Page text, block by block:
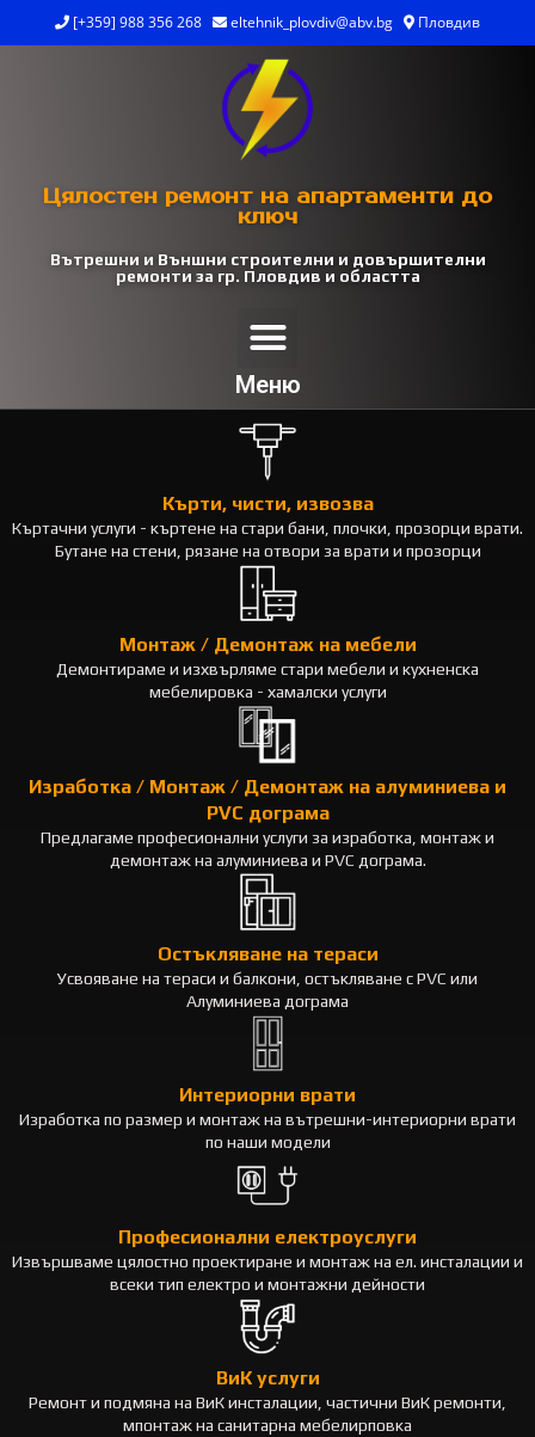
[+359] 988 356 268 eltehnik_plovdiv@abv.bg Пловдив
Цялостен ремонт на апартаменти до
ключ
Вътрешни и Външни строителни и довършителни
ремонти за гр. Пловдив и областта
Меню
Кърти, чисти, извозва
Къртачни услуги - къртене на стари бани, плочки, прозорци врати.
Бутане на стени, рязане на отвори за врати и прозорци
Монтаж / Демонтаж на мебели
Демонтираме и изхвърляме стари мебели и кухненска
мебелировка - хамалски услуги
Изработка / Монтаж / Демонтаж на алуминиева и
PVC дограма
Предлагаме професионални услуги за изработка, монтаж и
демонтаж на алуминиева и PVC дограма.
Остъкляване на тераси
Усвояване на тераси и балкони, остъкляване с PVC или
Алуминиева дограма
Интериорни врати
Изработка по размер и монтаж на вътрешни-интериорни врати
по наши модели
Професионални електроуслуги
Извършваме цялостно проектиране и монтаж на ел. инсталации и
всеки тип електро и монтажни дейности
ВиК услуги
Ремонт и подмяна на ВиК инсталации, частични ВиК ремонти,
мпонтаж на санитарна мебелирповка